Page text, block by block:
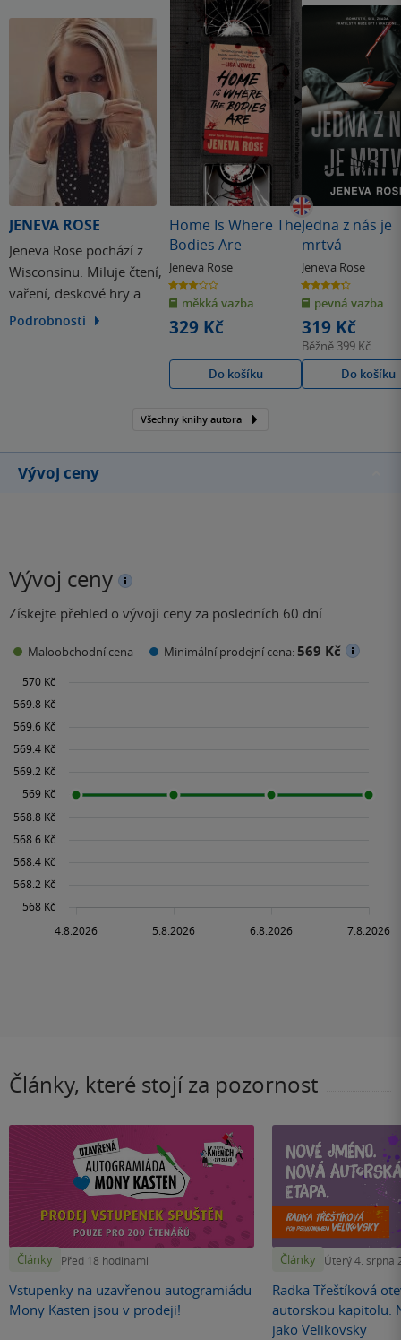
JENEVA ROSE
Jeneva Rose pochází z
Wisconsinu. Miluje čtení,
vaření, deskové hry a
víno, také ráda sleduje
Podrobnosti
Home Is Where The
Bodies Are
Jeneva Rose
3.0
z
5
hvězdiček
měkká vazba
329 Kč
Do košíku
Jedna z nás je
mrtvá
Jeneva Rose
4.3
z
5
hvězdiček
pevná vazba
319 Kč
Běžně 399 Kč
Do košíku
Všechny knihy autora
Vývoj ceny
Vývoj ceny
Získejte přehled o vývoji ceny za posledních 60 dní.
Maloobchodní cena Minimální prodejní cena:569 Kč
Články, které stojí za pozornost
Články Před 18 hodinami
Vstupenky na uzavřenou autogramiádu
Mony Kasten jsou v prodeji!
Články Úterý 4. srpna
Radka Třeštíková
autorskou kapitolu.
jako Velikovsky